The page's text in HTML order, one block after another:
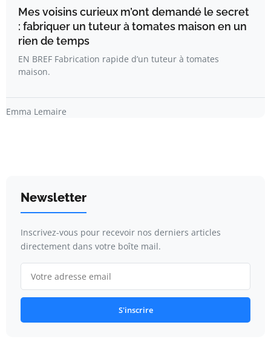
Mes voisins curieux m’ont demandé le secret
: fabriquer un tuteur à tomates maison en un
rien de temps
EN BREF Fabrication rapide d’un tuteur à tomates
maison.
Emma Lemaire
Newsletter
Inscrivez-vous pour recevoir nos derniers articles
directement dans votre boîte mail.
S'inscrire